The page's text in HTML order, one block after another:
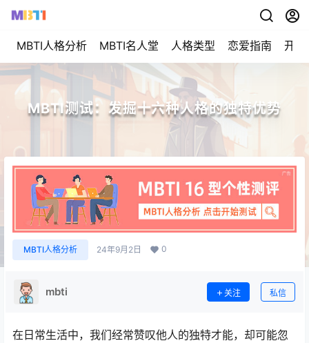
MBTI人格分析 MBTI名人堂 人格类型 恋爱指南 开始
MBTI测试：发掘十六种人格的独特优势
MBTI人格分析 24年9月2日 0
mbti 关注 私信
在日常生活中，我们经常赞叹他人的独特才能，却可能忽